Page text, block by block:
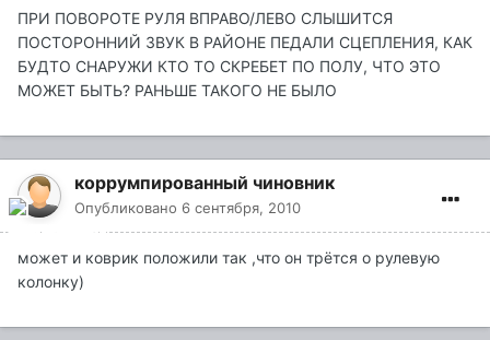
ПРИ ПОВОРОТЕ РУЛЯ ВПРАВО/ЛЕВО СЛЫШИТСЯ
ПОСТОРОННИЙ ЗВУК В РАЙОНЕ ПЕДАЛИ СЦЕПЛЕНИЯ, КАК
БУДТО СНАРУЖИ КТО ТО СКРЕБЕТ ПО ПОЛУ, ЧТО ЭТО
МОЖЕТ БЫТЬ? РАНЬШЕ ТАКОГО НЕ БЫЛО
коррумпированный чиновник
Опубликовано 6 сентября, 2010
может и коврик положили так ,что он трётся о рулевую
колонку)